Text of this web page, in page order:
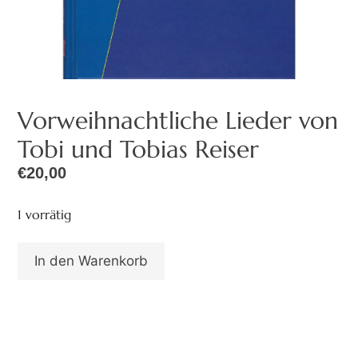
Vorweihnachtliche Lieder von
Tobi und Tobias Reiser
€20,00
1 vorrätig
In den Warenkorb